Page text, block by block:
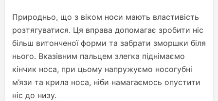
Природньо, що з віком носи мають властивість
розтягуватися. Ця вправа допомагає зробити ніс
більш витонченої форми та забрати зморшки біля
нього. Вказівним пальцем злегка піднімаємо
кінчик носа, при цьому напружуємо носогубні
м’язи та крила носа, ніби намагаємось опустити
ніс до низу.